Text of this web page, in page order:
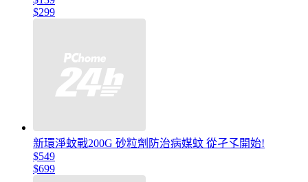
$299
新環淨蚊戰200G 砂粒劑防治病媒蚊 從孑孓開始!
$549
$699